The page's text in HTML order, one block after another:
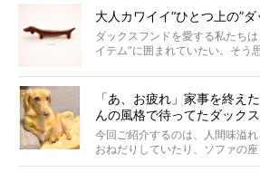
大人カワイイ“ひとつ上の”
ダックスフンドを愛する私たち
イテム”に囲まれていたい。そう
ムをご紹介。
「あ、お疲れ」家事を終え
んの風格で待ってたダックス
今回ご紹介するのは、人間味溢
おねだりしていたり、ソファの座
今にも言葉を発しそうなダック